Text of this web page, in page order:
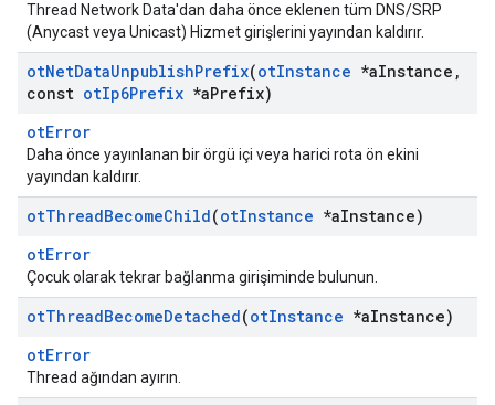
Thread Network Data'dan daha önce eklenen tüm DNS/SRP
(Anycast veya Unicast) Hizmet girişlerini yayından kaldırır.
otNetDataUnpublishPrefix(otInstance *aInstance ,
const otIp6Prefix *aPrefix)
otError
Daha önce yayınlanan bir örgü içi veya harici rota ön ekini
yayından kaldırır.
otThreadBecomeChild(otInstance *aInstance)
otError
Çocuk olarak tekrar bağlanma girişiminde bulunun.
otThreadBecomeDetached(otInstance *aInstance)
otError
Thread ağından ayırın.